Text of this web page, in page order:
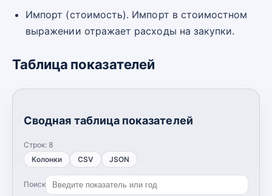
Импорт (стоимость). Импорт в стоимостном
выражении отражает расходы на закупки.
Таблица показателей
Сводная таблица показателей
Строк: 8
Колонки
CSV JSON
Поиск